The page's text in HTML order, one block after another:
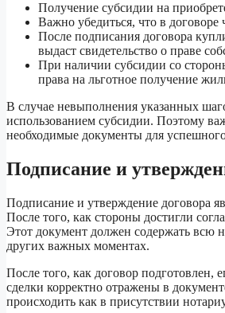
Получение субсидии на
Важно убедиться, что в договоре
После подписания договора
выдаст свидетельство о праве
При наличии субсидии со
права на льготное получение
В случае невыполнения указанных
использованием субсидии. Поэтому
необходимые документы для
Подписание и
Подписание и утверждение договора
После того, как стороны достигли
Этот документ должен содержать всю
других важных моментах.
После того, как договор подготовлен,
сделки корректно отражены в
происходить как в присутствии